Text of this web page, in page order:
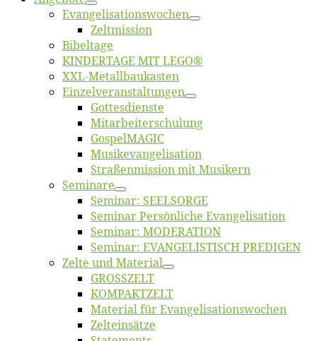
Evangelisa­tions­wo­chen
Zelt­mis­si­on
Bi­bel­ta­ge
KINDERTAGE MIT LEGO®
XXL-Me­­tal­l­­bau­­kas­­ten
Einzelver­an­stal­tungen
Got­tes­diens­te
Mitarbeiter­schulung
Gos­pel­MA­GIC
Musikevan­ge­li­sa­tion
Straßenmis­sion mit Musikern
Se­mi­na­re
Se­mi­nar: SEELSORGE
Se­mi­nar Per­sön­li­che Evangelisation
Se­mi­nar: MODERATION
Se­mi­nar: EVANGELISTISCH PREDIGEN
Zel­te und Material
GROSSZELT
KOMPAKTZELT
Ma­te­ri­al für Evangelisationswochen
Zelt­ein­sät­ze